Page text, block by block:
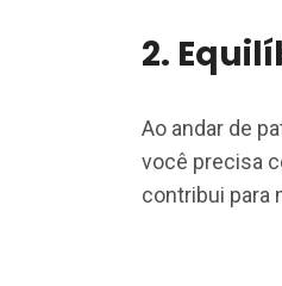
2.
Ao andar de
você precisa
contribui para